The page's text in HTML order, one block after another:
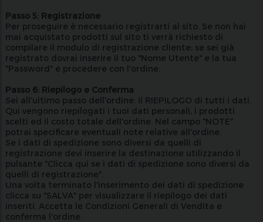
Passo 5: Registrazione
Per proseguire è necessario registrarti al sito. Se non hai
mai acquistato prodotti sul sito ti verrà richiesto di
compilare il modulo di registrazione cliente; se sei già
registrato dovrai inserire il tuo "Nome Utente" e la tua
"Password" e procedere con l'ordine.
Passo 6: Riepilogo e Conferma
Sei all'ultimo passo dell'ordine: il RIEPILOGO di tutti i dati.
Qui vengono riepilogati i tuoi dati personali, i prodotti
scelti ed il costo totale dell'ordine. Nel campo "NOTE"
potrai specificare eventuali note relative all'ordine.
Se i dati di spedizione sono diversi da quelli di
registrazione devi inserire la destinazione utilizzando il
pulsante "Clicca qui se i dati di spedizione sono diversi da
quelli di registrazione".
Una volta terminato l'inserimento dei dati di spedizione
clicca su "SALVA" per visualizzare il riepilogo dei dati
inseriti. Accetta le Condizioni Generali di Vendita e
conferma l'ordine.